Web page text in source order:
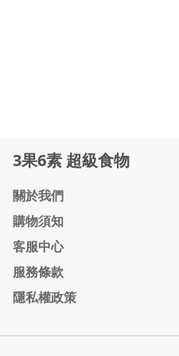
3果6素 超級食物
關於我們
購物須知
客服中心
服務條款
隱私權政策